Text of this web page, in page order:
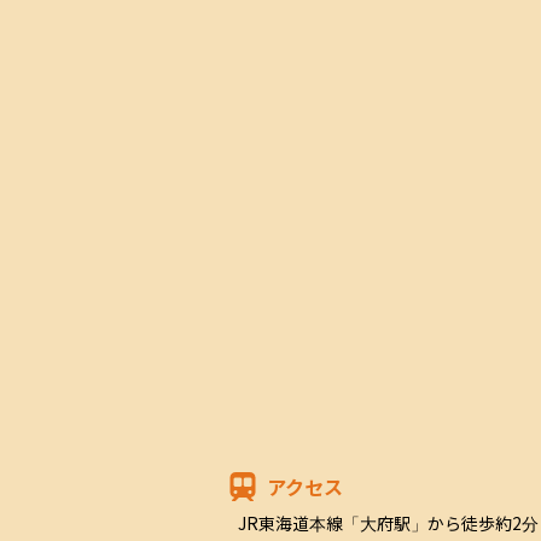
アクセス
JR東海道本線「大府駅」から徒歩約2分